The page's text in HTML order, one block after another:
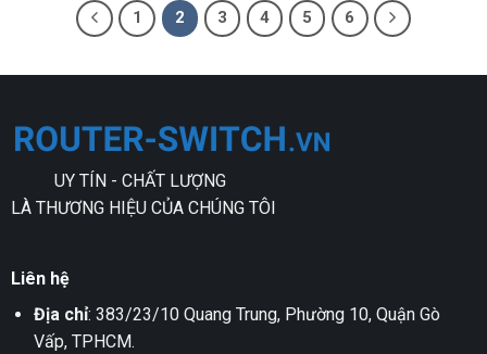
1 2 3 4 5 6
UY TÍN - CHẤT LƯỢNG
LÀ THƯƠNG HIỆU CỦA CHÚNG TÔI
Liên hệ
Địa chỉ: 383/23/10 Quang Trung, Phường 10, Quận Gò
Vấp, TPHCM.